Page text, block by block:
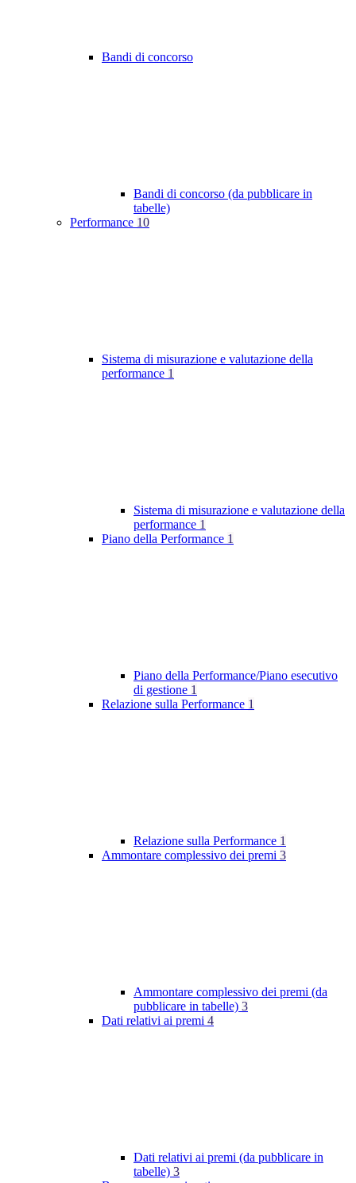
Bandi di concorso
Bandi di concorso (da pubblicare in
tabelle)
Performance 10
Sistema di misurazione e valutazione della
performance 1
Sistema di misurazione e valutazione della
performance 1
Piano della Performance 1
Piano della Performance/Piano esecutivo
di gestione 1
Relazione sulla Performance 1
Relazione sulla Performance 1
Ammontare complessivo dei premi 3
Ammontare complessivo dei premi (da
pubblicare in tabelle) 3
Dati relativi ai premi 4
Dati relativi ai premi (da pubblicare in
tabelle) 3